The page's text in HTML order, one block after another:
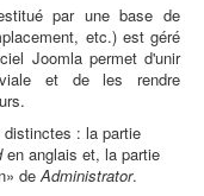
par une base de
etc.) est géré
Joomla permet d'unir
et de les rendre
: la partie
en anglais et, la partie
de Administrator.